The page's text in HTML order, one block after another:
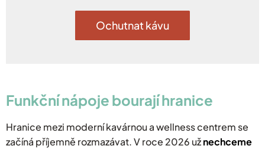
Ochutnat kávu
​Funkční nápoje bourají hranice
​Hranice mezi moderní kavárnou a wellness centrem se
začíná příjemně rozmazávat. V roce 2026 užnechceme